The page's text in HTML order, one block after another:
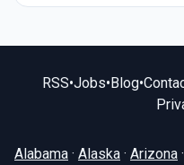
RSS•Jobs• Blog•
Alabama · Alaska · Arizona ·